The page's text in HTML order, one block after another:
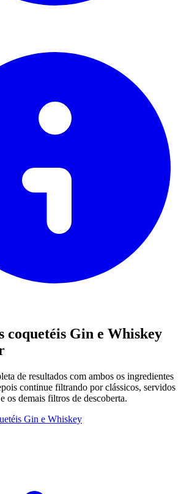
coquetéis Gin e Whiskey
de resultados com ambos os ingredientes
continue filtrando por clássicos, servidos
os demais filtros de descoberta.
Gin e Whiskey